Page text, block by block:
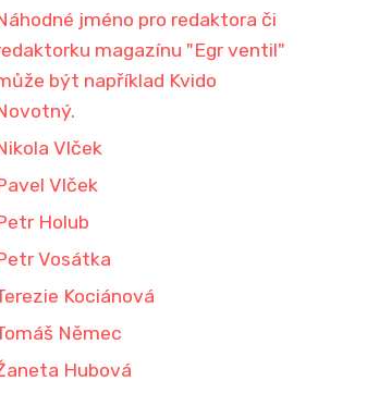
jméno pro redaktora či
magazínu "Egr ventil"
být například Kvido
Vlček
Vlček
Holub
Vosátka
Kociánová
Němec
Hubová